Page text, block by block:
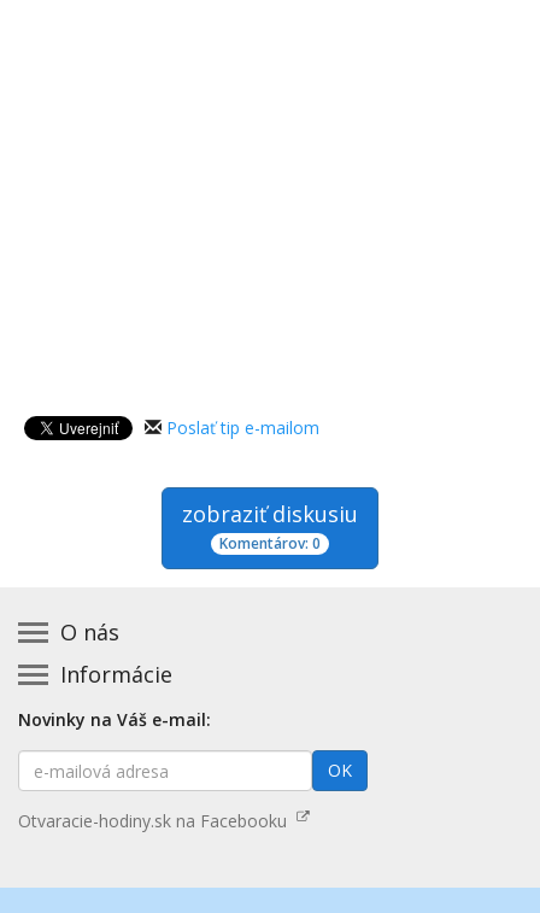
Poslať tip e-mailom
zobraziť diskusiu
Komentárov: 0
O nás
Kontakt na prevádzkovateľa
Zásady používania cookies
Prehlásenie o prístupnosti
Mapa stránok
Informácie
Základná registrácia otváracích hodín zadarmo
Platené služby
Nenašli ste otváracie hodiny? Pošlite nám tip
Aktualizácia otváracích hodín
Novinky na Váš e-mail:
E-
mailová
OK
Otvaracie-hodiny.sk na Facebooku